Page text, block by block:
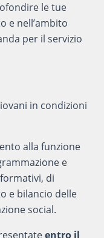
le tue
e nell’ambito
per il servizio
in condizioni
alla funzione
e
di
e bilancio delle
social.
entro il